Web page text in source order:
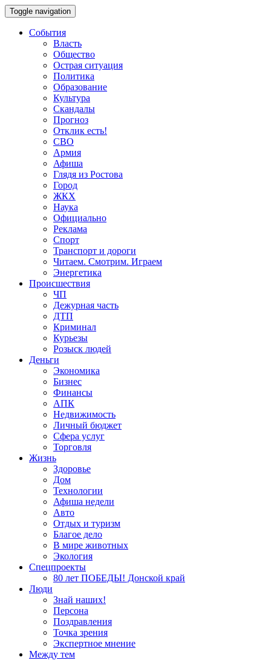
Toggle navigation
События
Власть
Общество
Острая ситуация
Политика
Образование
Культура
Скандалы
Прогноз
Отклик есть!
СВО
Армия
Афиша
Глядя из Ростова
Город
ЖКХ
Наука
Официально
Реклама
Спорт
Транспорт и дороги
Читаем. Смотрим. Играем
Энергетика
Происшествия
ЧП
Дежурная часть
ДТП
Криминал
Курьезы
Розыск людей
Деньги
Экономика
Бизнес
Финансы
АПК
Недвижимость
Личный бюджет
Сфера услуг
Торговля
Жизнь
Здоровье
Дом
Технологии
Афиша недели
Авто
Отдых и туризм
Благое дело
В мире животных
Экология
Спецпроекты
80 лет ПОБЕДЫ! Донской край
Люди
Знай наших!
Персона
Поздравления
Точка зрения
Экспертное мнение
Между тем